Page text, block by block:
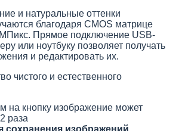
и натуральные оттенки
благодаря CMOS матрице
Прямое подключение USB-
или ноутбуку позволяет получать
и редактировать их.
чистого и естественного
на кнопку изображение может
раза
сохранения изображений